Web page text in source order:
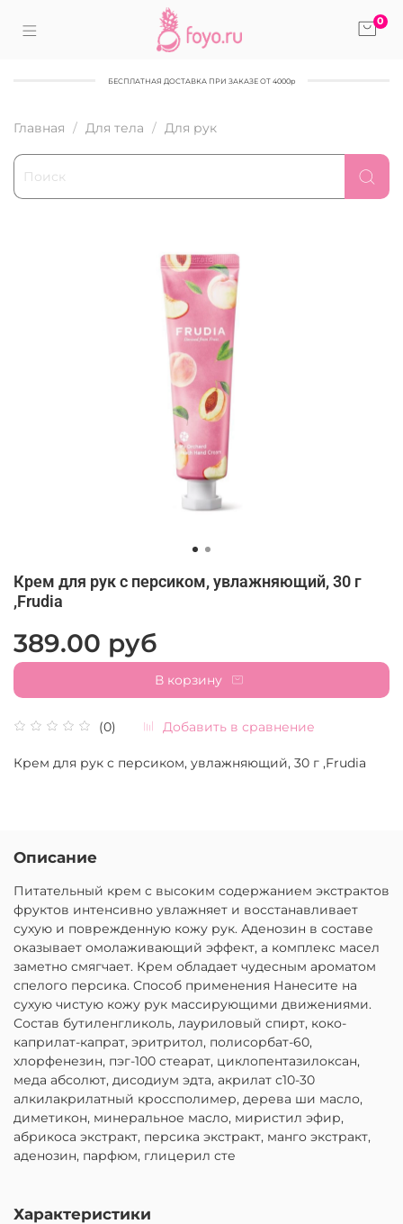
0
БЕСПЛАТНАЯ ДОСТАВКА ПРИ ЗАКАЗЕ ОТ 4000р
Главная Для тела Для рук
Крем для рук c персиком, увлажняющий, 30 г
,Frudia
(0) Добавить в сравнение
389.00 руб
В корзину
Крем для рук c персиком, увлажняющий, 30 г ,Frudia
Описание
Питательный крем с высоким содержанием экстрактов
фруктов интенсивно увлажняет и восстанавливает
сухую и поврежденную кожу рук. Аденозин в составе
оказывает омолаживающий эффект, а комплекс масел
заметно смягчает. Крем обладает чудесным ароматом
спелого персика. Способ применения Нанесите на
сухую чистую кожу рук массирующими движениями.
Состав бутиленгликоль, лауриловый спирт, коко-
каприлат-капрат, эритритол, полисорбат-60,
хлорфенезин, пэг-100 стеарат, циклопентазилоксан,
меда абсолют, дисодиум эдта, акрилат с10-30
алкилакрилатный кроссполимер, дерева ши масло,
диметикон, минеральное масло, миристил эфир,
абрикоса экстракт, персика экстракт, манго экстракт,
аденозин, парфюм, глицерил сте
Характеристики